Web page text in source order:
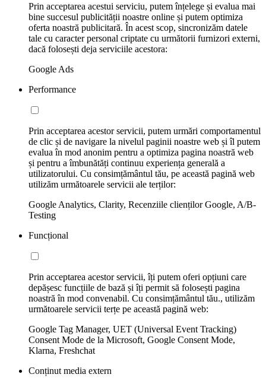
Prin acceptarea acestui serviciu, putem înțelege și evalua mai
bine succesul publicității noastre online și putem optimiza
oferta noastră publicitară. În acest scop, sincronizăm datele
tale cu caracter personal criptate cu următorii furnizori externi,
dacă folosești deja serviciile acestora:
Google Ads
Performance
Prin acceptarea acestor servicii, putem urmări comportamentul
de clic și de navigare la nivelul paginii noastre web și îl putem
evalua în mod anonim pentru a optimiza pagina noastră web
și pentru a îmbunătăți continuu experiența generală a
utilizatorului. Cu consimțământul tău, pe această pagină web
utilizăm următoarele servicii ale terților:
Google Analytics, Clarity, Recenziile clienților Google, A/B-
Testing
Funcțional
Prin acceptarea acestor servicii, îți putem oferi opțiuni care
depășesc funcțiile de bază și îți permit să folosești pagina
noastră în mod convenabil. Cu consimțământul tău., utilizăm
următoarele servicii terțe pe această pagină web:
Google Tag Manager, UET (Universal Event Tracking)
Consent Mode de la Microsoft, Google Consent Mode,
Klarna, Freshchat
Conținut media extern